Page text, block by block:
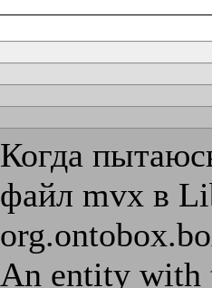
Когда
файл mvx в
An entity with